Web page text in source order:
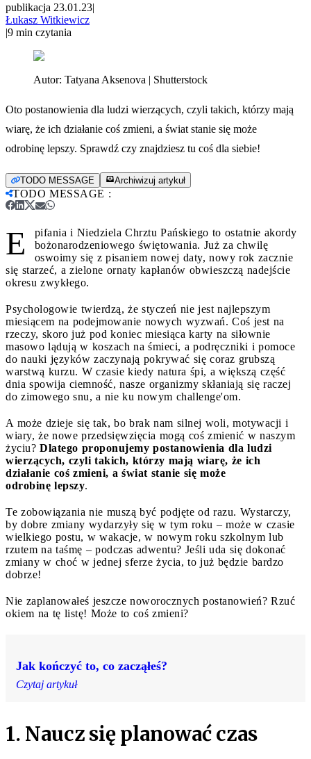
publikacja 23.01.23|
Łukasz Witkiewicz
|9 min czytania
Autor: Tatyana Aksenova | Shutterstock
Oto postanowienia dla ludzi wierzących, czyli takich, którzy mają
wiarę, że ich działanie coś zmieni, a świat stanie się może
odrobinę lepszy. Sprawdź czy znajdziesz tu coś dla siebie!
TODO MESSAGE Archiwizuj artykuł
TODO MESSAGE :
E
pifania i Niedziela Chrztu Pańskiego to ostatnie akordy
bożonarodzeniowego świętowania. Już za chwilę
oswoimy się z pisaniem nowej daty, nowy rok zacznie
się starzeć, a zielone ornaty kapłanów obwieszczą nadejście
okresu zwykłego.
Psychologowie twierdzą, że styczeń nie jest najlepszym
miesiącem na podejmowanie nowych wyzwań. Coś jest na
rzeczy, skoro już pod koniec miesiąca karty na siłownie
masowo lądują w koszach na śmieci, a podręczniki i pomoce
do nauki języków zaczynają pokrywać się coraz grubszą
warstwą kurzu. W czasie kiedy natura śpi, a większą część
dnia spowija ciemność, nasze organizmy skłaniają się raczej
do zimowego snu, a nie ku nowym challenge'om.
A może dzieje się tak, bo brak nam silnej woli, motywacji i
wiary, że nowe przedsięwzięcia mogą coś zmienić w naszym
życiu? Dlatego proponujemy postanowienia dla ludzi
wierzących, czyli takich, którzy mają wiarę, że ich
działanie coś zmieni, a świat stanie się może
odrobinę lepszy.
Te zobowiązania nie muszą być podjęte od razu. Wystarczy,
by dobre zmiany wydarzyły się w tym roku – może w czasie
wielkiego postu, w wakacje, w nowym roku szkolnym lub
rzutem na taśmę – podczas adwentu? Jeśli uda się dokonać
zmiany w choć w jednej sferze życia, to już będzie bardzo
dobrze!
Nie zaplanowałeś jeszcze noworocznych postanowień? Rzuć
okiem na tę listę! Może to coś zmieni?
Jak kończyć to, co zacząłeś?
Czytaj artykuł
1. Naucz się planować czas